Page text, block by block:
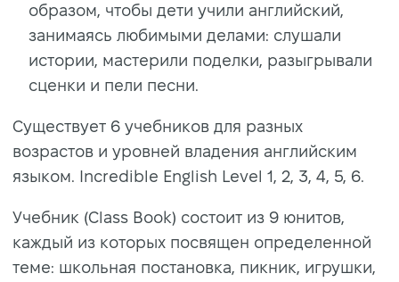
образом, чтобы дети учили английский,
занимаясь любимыми делами: слушали
истории, мастерили поделки, разыгрывали
сценки и пели песни.
Существует 6 учебников для разных
возрастов и уровней владения английским
языком. Incredible English Level 1, 2, 3, 4, 5, 6.
Учебник (Class Book) состоит из 9 юнитов,
каждый из которых посвящен определенной
теме: школьная постановка, пикник, игрушки,